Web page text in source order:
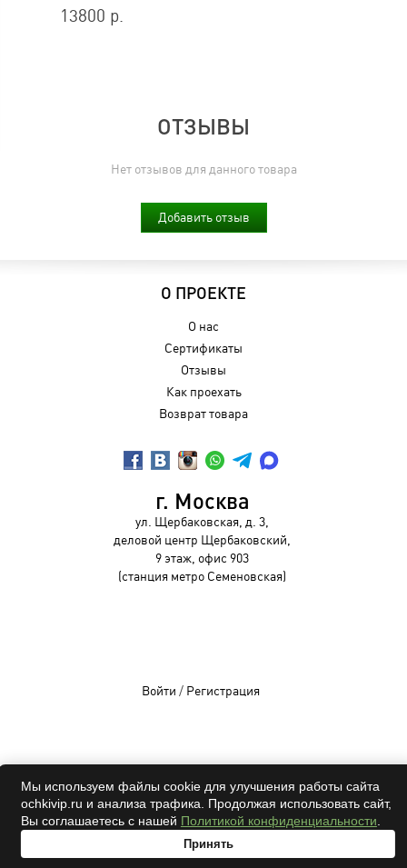
13800 р.
ОТЗЫВЫ
Нет отзывов для данного товара
Добавить отзыв
О ПРОЕКТЕ
О нас
Сертификаты
Отзывы
Как проехать
Возврат товара
г. Москва
ул. Щербаковская, д. 3,
деловой центр Щербаковский,
9 этаж, офис 903
(станция метро Семеновская)
Войти / Регистрация
OCHKIVIP 2009-2026©
Все права защищены
Мы используем файлы cookie для улучшения работы сайта
ochkivip.ru и анализа трафика. Продолжая использовать сайт,
Вы соглашаетесь с нашей Политикой конфиденциальности
Принять